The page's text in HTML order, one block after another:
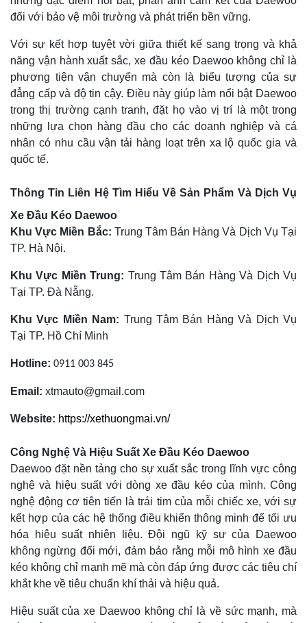
đối với bảo vệ môi trường và phát triển bền vững.
Với sự kết hợp tuyệt vời giữa thiết kế sang trọng và khả
năng vận hành xuất sắc, xe đầu kéo Daewoo không chỉ là
phương tiện vận chuyển mà còn là biểu tượng của sự
đẳng cấp và độ tin cậy. Điều này giúp làm nổi bật Daewoo
trong thị trường cạnh tranh, đặt họ vào vị trí là một trong
những lựa chọn hàng đầu cho các doanh nghiệp và cá
nhân có nhu cầu vận tải hàng loạt trên xa lộ quốc gia và
quốc tế.
Thông Tin Liên Hệ Tìm Hiểu Về Sản Phẩm Và Dịch Vụ
Xe Đầu Kéo Daewoo
Khu Vực Miền Bắc: Trung Tâm Bán Hàng Và Dịch Vụ Tại
TP. Hà Nội.
Khu Vực Miền Trung: Trung Tâm Bán Hàng Và Dịch Vụ
Tại TP. Đà Nẵng.
Khu Vực Miền Nam: Trung Tâm Bán Hàng Và Dịch Vụ
Tại TP. Hồ Chí Minh
Hotline: 0911 003 845
Email: xtmauto@gmail.com
Website: https://xethuongmai.vn/
Công Nghệ Và Hiệu Suất Xe Đầu Kéo Daewoo
Daewoo đặt nền tảng cho sự xuất sắc trong lĩnh vực công
nghệ và hiệu suất với dòng xe đầu kéo của mình. Công
nghệ động cơ tiên tiến là trái tim của mỗi chiếc xe, với sự
kết hợp của các hệ thống điều khiển thông minh để tối ưu
hóa hiệu suất nhiên liệu. Đội ngũ kỹ sư của Daewoo
không ngừng đổi mới, đảm bảo rằng mỗi mô hình xe đầu
kéo không chỉ mạnh mẽ mà còn đáp ứng được các tiêu chí
khắt khe về tiêu chuẩn khí thải và hiệu quả.
Hiệu suất của xe Daewoo không chỉ là về sức mạnh, mà